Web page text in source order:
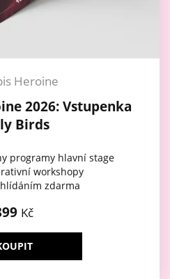
Heroine
2026: Vstupenka
Birds
programy hlavní stage
workshopy
zdarma
Kč